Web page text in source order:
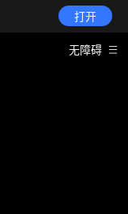
打开
无障碍